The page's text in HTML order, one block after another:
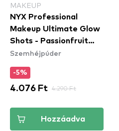
MAKEUP
NYX Professional
Makeup Ultimate Glow
Shots - Passionfruit
Posh (UGS17) -
Szemhéjpúder
-5%
4.076 Ft 4.290 Ft
Hozzáadva